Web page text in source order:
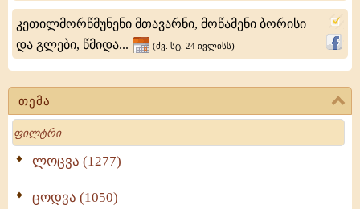
თემა
Search
ლოცვა (1277)
ცოდვა (1050)
იოსია;
ანატოლია,
ფოტო,
ფოტიდა,
პარასკევა,
კვირიაკია,
კეთილმორწმუნენი მთავარნი, მოწამენი ბორისი
და გლები, წმიდა...
(ძვ. სტ. 24 ივლისს)